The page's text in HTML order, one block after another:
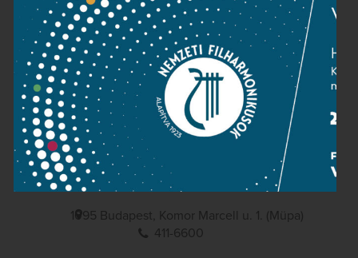
Press room
Terms and privacy
Imprint
NATIONAL PHILHARMONIC
1095 Budapest, Komor Marcell u. 1. (Müpa)
411-6600